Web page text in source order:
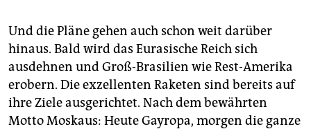
Und die Pläne gehen auch schon weit darüber
hinaus. Bald wird das Eurasische Reich sich
ausdehnen und Groß-Brasilien wie Rest-Amerika
erobern. Die exzellenten Raketen sind bereits auf
ihre Ziele ausgerichtet. Nach dem bewährten
Motto Moskaus: Heute Gayropa, morgen die ganze